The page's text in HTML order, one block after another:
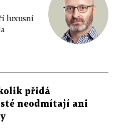
luxusní
přidá
neodmítají ani